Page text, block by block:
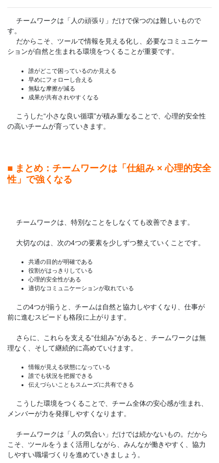
チームワークは「人の頑張り」だけで保つのは難しいもので
す。
だからこそ、ツールで情報を見える化し、必要なコミュニケー
ションが自然と生まれる環境をつくることが重要です。
誰がどこで困っているのか見える
早めにフォローし合える
無駄な摩擦が減る
成果が共有されやすくなる
こうした“小さな良い循環”が積み重なることで、心理的安全性
の高いチームが育っていきます。
■ まとめ：チームワークは「仕組み × 心理的安全
性」で強くなる
チームワークは、特別なことをしなくても改善できます。
大切なのは、次の4つの要素を少しずつ整えていくことです。
共通の目的が明確である
役割がはっきりしている
心理的安全性がある
適切なコミュニケーションが取れている
この4つが揃うと、チームは自然と協力しやすくなり、仕事が
前に進むスピードも格段に上がります。
さらに、これらを支える“仕組み”があると、チームワークは無
理なく、そして継続的に高めていけます。
情報が見える状態になっている
誰でも状況を把握できる
伝えづらいこともスムーズに共有できる
こうした環境をつくることで、チーム全体の安心感が生まれ、
メンバーが力を発揮しやすくなります。
チームワークは「人の気合い」だけでは続かないもの。だから
こそ、ツールをうまく活用しながら、みんなが働きやすく、協力
しやすい職場づくりを進めていきましょう。